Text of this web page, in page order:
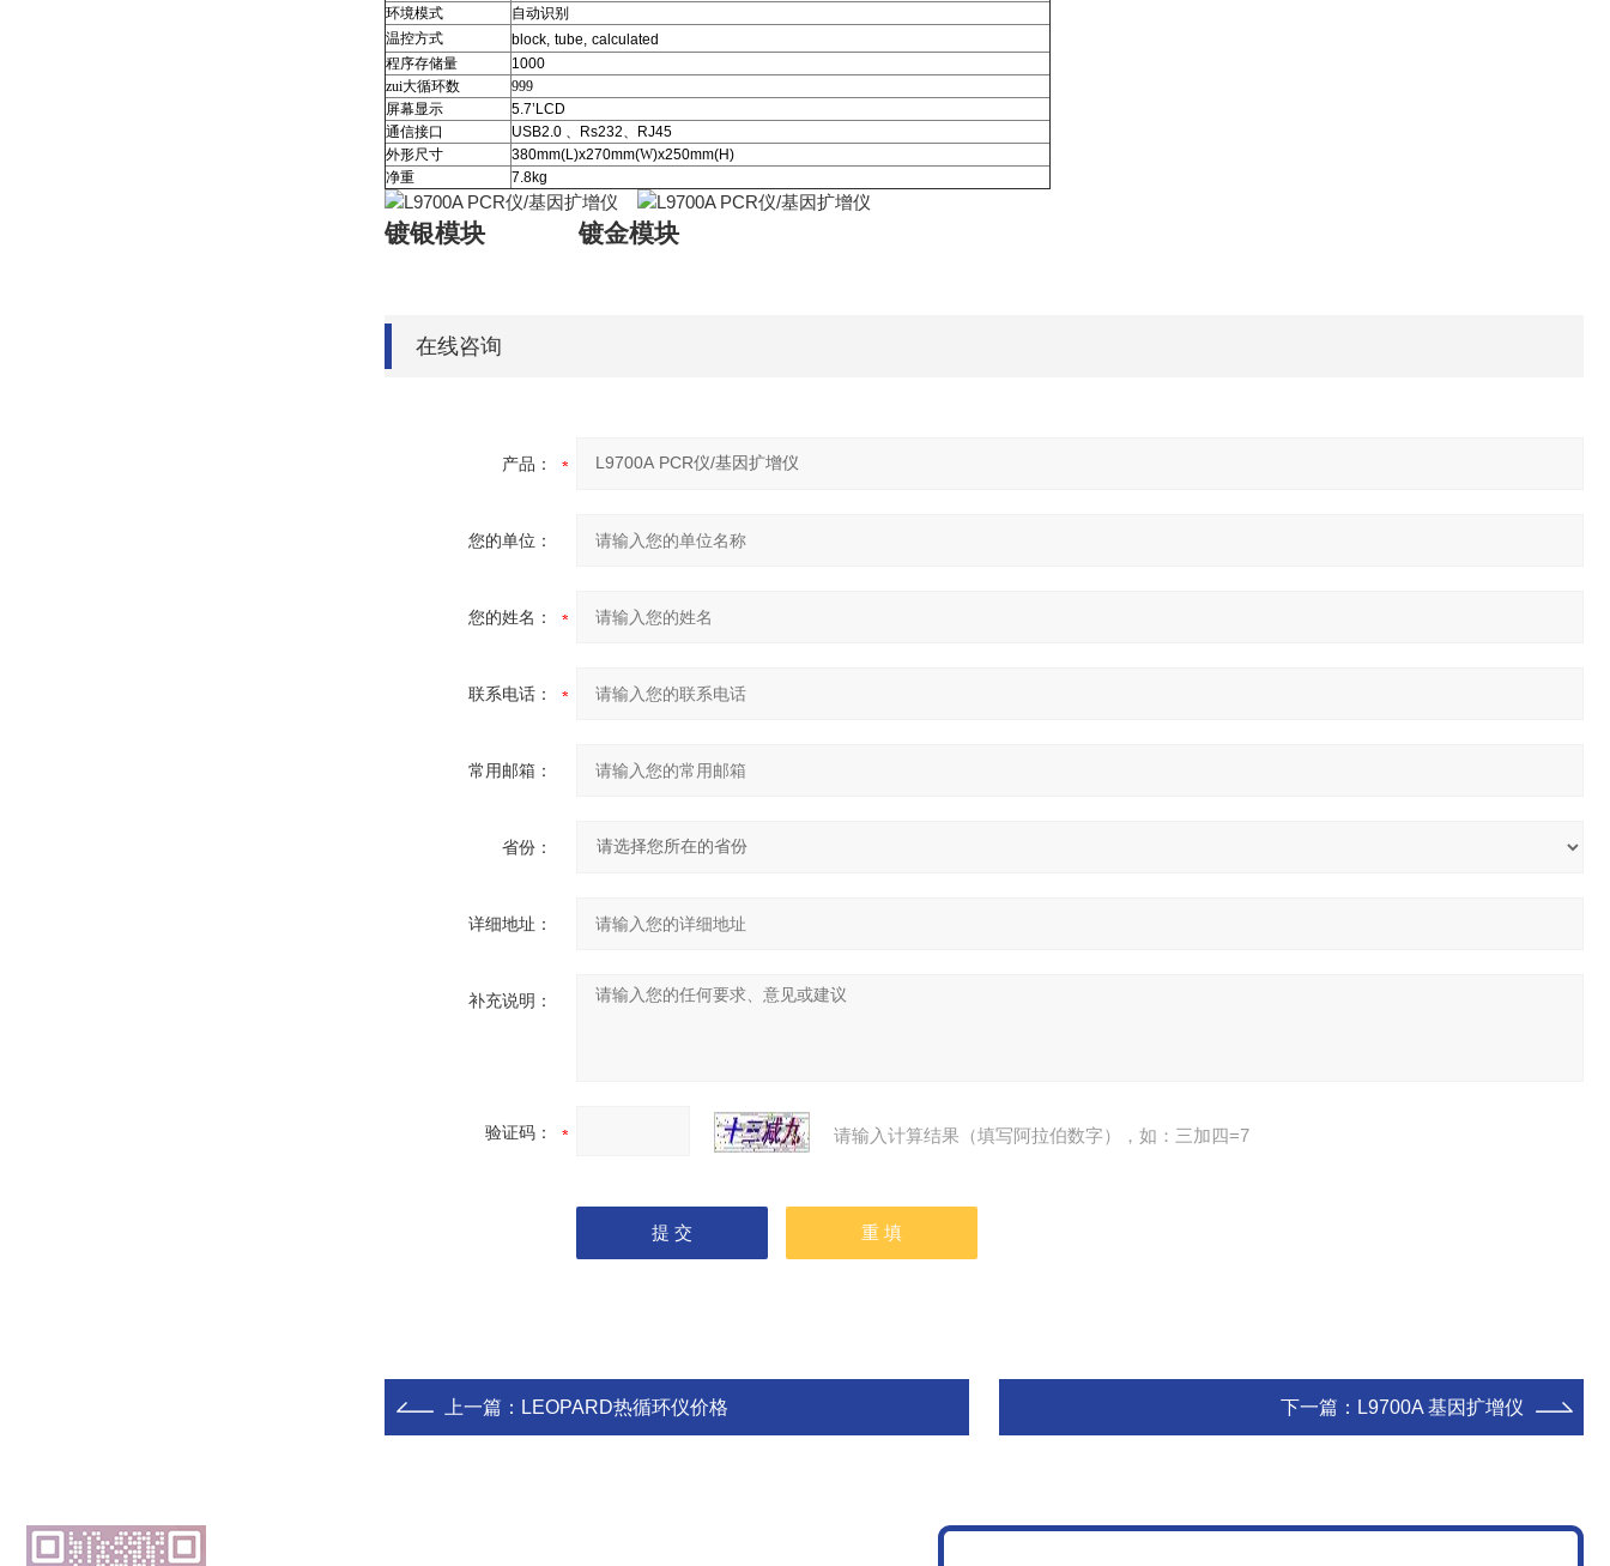
环境模式
自动识别
温控方式
block, tube, calculated
程序存储量
1000
zui大循环数
999
屏幕显示
5.7’LCD
通信接口
USB2.0 、 Rs232、
RJ45
外形尺寸
380mm(L)x270mm(W)x250mm(H)
净重
7.8kg
镀银模块 镀金模块
在线咨询
产品：
您的单位：
您的姓名：
联系电话：
常用邮箱：
省份：
详细地址：
补充说明：
验证码： 请输入计算结果（填写阿拉伯数字），如：三加四=7
上一篇： LEOPARD热循环仪价格 下一篇： L9700A 基因扩增仪